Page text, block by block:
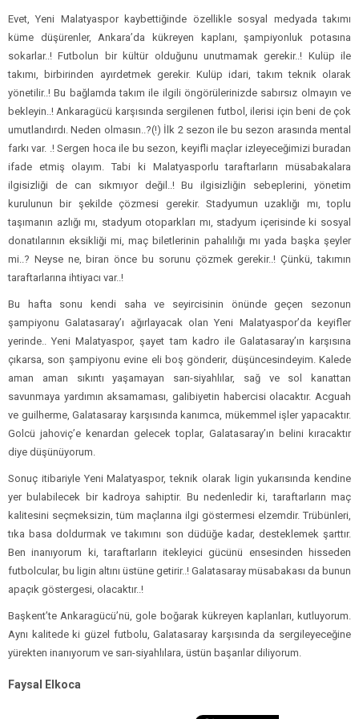
Evet, Yeni Malatyaspor kaybettiğinde özellikle sosyal medyada takımı
küme düşürenler, Ankara’da kükreyen kaplanı, şampiyonluk potasına
sokarlar..! Futbolun bir kültür olduğunu unutmamak gerekir..! Kulüp ile
takımı, birbirinden ayırdetmek gerekir. Kulüp idari, takım teknik olarak
yönetilir..! Bu bağlamda takım ile ilgili öngörülerinizde sabırsız olmayın ve
bekleyin..! Ankaragücü karşısında sergilenen futbol, ilerisi için beni de çok
umutlandırdı. Neden olmasın..?(!) İlk 2 sezon ile bu sezon arasında mental
farkı var. .! Sergen hoca ile bu sezon, keyifli maçlar izleyeceğimizi buradan
ifade etmiş olayım. Tabi ki Malatyasporlu taraftarların müsabakalara
ilgisizliği de can sıkmıyor değil..! Bu ilgisizliğin sebeplerini, yönetim
kurulunun bir şekilde çözmesi gerekir. Stadyumun uzaklığı mı, toplu
taşımanın azlığı mı, stadyum otoparkları mı, stadyum içerisinde ki sosyal
donatılarının eksikliği mi, maç biletlerinin pahalılığı mı yada başka şeyler
mi..? Neyse ne, biran önce bu sorunu çözmek gerekir..! Çünkü, takımın
taraftarlarına ihtiyacı var..!
Bu hafta sonu kendi saha ve seyircisinin önünde geçen sezonun
şampiyonu Galatasaray’ı ağırlayacak olan Yeni Malatyaspor’da keyifler
yerinde.. Yeni Malatyaspor, şayet tam kadro ile Galatasaray’ın karşısına
çıkarsa, son şampiyonu evine eli boş gönderir, düşüncesindeyim. Kalede
aman aman sıkıntı yaşamayan sarı-siyahlılar, sağ ve sol kanattan
savunmaya yardımın aksamaması, galibiyetin habercisi olacaktır. Acguah
ve guilherme, Galatasaray karşısında kanımca, mükemmel işler yapacaktır.
Golcü jahoviç’e kenardan gelecek toplar, Galatasaray’ın belini kıracaktır
diye düşünüyorum.
Sonuç itibariyle Yeni Malatyaspor, teknik olarak ligin yukarısında kendine
yer bulabilecek bir kadroya sahiptir. Bu nedenledir ki, taraftarların maç
kalitesini seçmeksizin, tüm maçlarına ilgi göstermesi elzemdir. Trübünleri,
tıka basa doldurmak ve takımını son düdüğe kadar, desteklemek şarttır.
Ben inanıyorum ki, taraftarların itekleyici gücünü ensesinden hisseden
futbolcular, bu ligin altını üstüne getirir..! Galatasaray müsabakası da bunun
apaçık göstergesi, olacaktır..!
Başkent’te Ankaragücü’nü, gole boğarak kükreyen kaplanları, kutluyorum.
Aynı kalitede ki güzel futbolu, Galatasaray karşısında da sergileyeceğine
yürekten inanıyorum ve sarı-siyahlılara, üstün başarılar diliyorum.
Faysal Elkoca